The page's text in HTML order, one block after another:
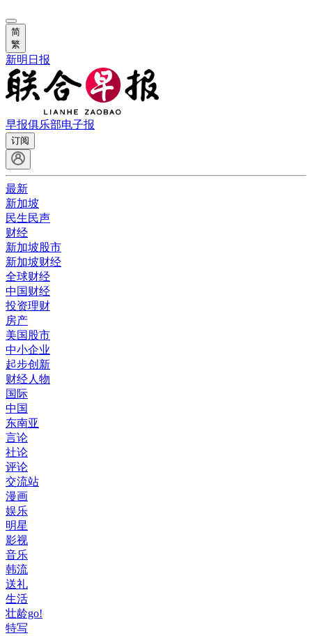
简
繁
新明日报
早报俱乐部电子报
订阅
最新
新加坡
民生民声
财经
新加坡股市
新加坡财经
全球财经
中国财经
投资理财
房产
美国股市
中小企业
起步创新
财经人物
国际
中国
东南亚
言论
社论
评论
交流站
漫画
娱乐
明星
影视
音乐
韩流
送礼
生活
壮龄go!
特写